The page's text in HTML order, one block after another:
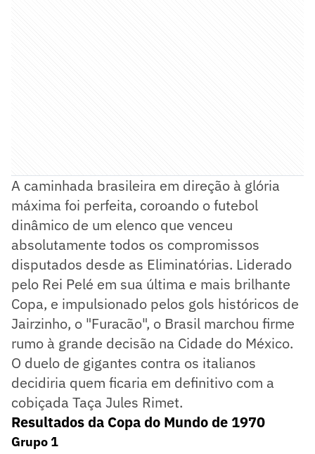
A caminhada brasileira em direção à glória
máxima foi perfeita, coroando o futebol
dinâmico de um elenco que venceu
absolutamente todos os compromissos
disputados desde as Eliminatórias. Liderado
pelo Rei Pelé em sua última e mais brilhante
Copa, e impulsionado pelos gols históricos de
Jairzinho, o "Furacão", o Brasil marchou firme
rumo à grande decisão na Cidade do México.
O duelo de gigantes contra os italianos
decidiria quem ficaria em definitivo com a
cobiçada Taça Jules Rimet.
Resultados da Copa do Mundo de 1970
Grupo 1